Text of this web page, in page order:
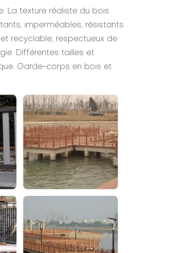
La texture réaliste du bois
imperméables, résistants
recyclable, respectueux de
Différentes tailles et
Garde-corps en bois et